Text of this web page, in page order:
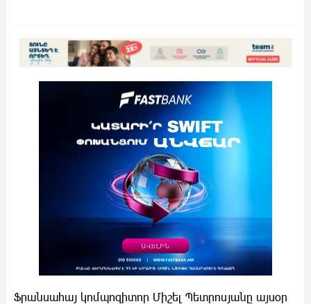
Ֆրանսահայ կոմպոզիտոր Միշել Պետրոսյանը այսօր